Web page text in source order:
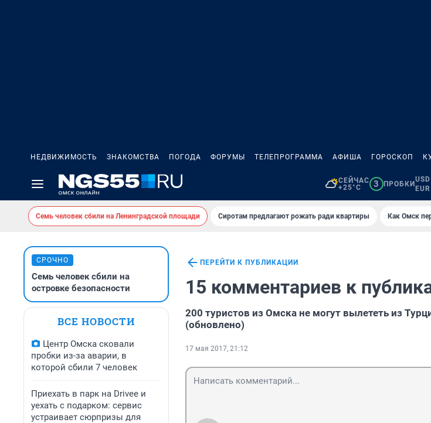
НЕДВИЖИМОСТЬ ЗНАКОМСТВА ПОГОДА ФОРУМЫ ТЕЛЕПРОГРАММА АФИША ГОРОСКОП
СЕЙЧАС
+25°C
3 ПРОБКИ
Семь человек сбили на Ленинградской площади Сиротам предлагают рожать ради квартиры Как Омск
СРОЧНО
Семь человек сбили на
островке безопасности
ВСЕ НОВОСТИ
Центр Омска сковали
пробки из-за аварии, в
которой сбили 7 человек
Приехать в парк на Drivee и
уехать с подарком: сервис
устраивает сюрпризы для
ПЕРЕЙТИ К ПУБЛИКАЦИИ
15 комментариев к
200 туристов из Омска не могут вылететь из
(обновлено)
17 мая 2017, 21:12